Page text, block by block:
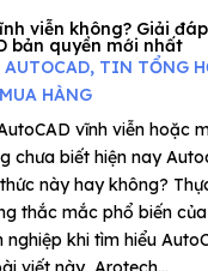
viễn không? Giải
bản quyền mới nhất
AUTOCAD, TIN TỔNG
HÀNG
vĩnh viễn hoặc
chưa biết hiện nay
này hay không?
thắc mắc phổ biến
nghiệp khi tìm hiểu